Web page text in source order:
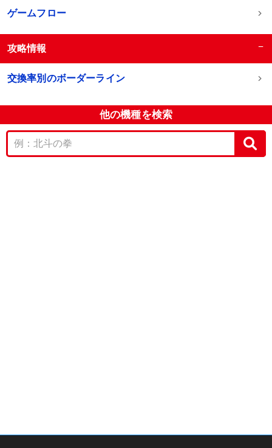
ゲームフロー
攻略情報 −
交換率別のボーダーライン
他の機種を検索